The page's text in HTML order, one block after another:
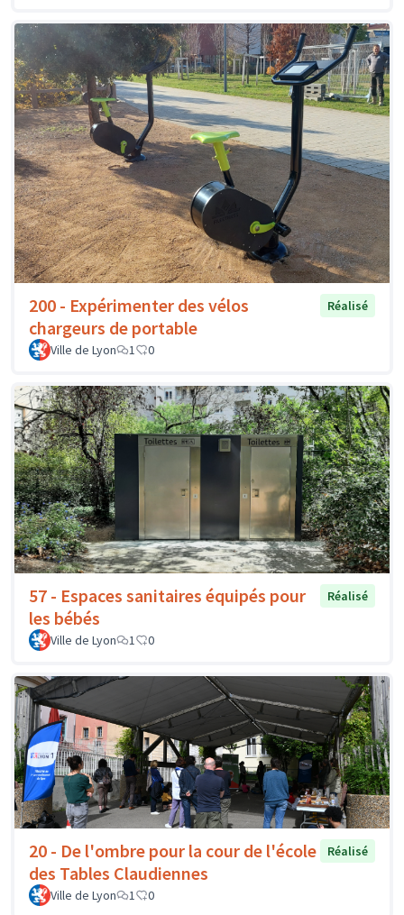
200 - Expérimenter des vélos
chargeurs de portable
Réalisé
Ville de Lyon 1 0
57 - Espaces sanitaires équipés pour
les bébés
Réalisé
Ville de Lyon 1 0
20 - De l'ombre pour la cour de l'école
des Tables Claudiennes
Réalisé
Ville de Lyon 1 0